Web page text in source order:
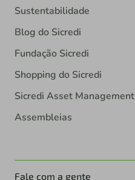
Sustentabilidade
Blog do Sicredi
Fundação Sicredi
Shopping do Sicredi
Sicredi Asset Management
Assembleias
Fale com a gente